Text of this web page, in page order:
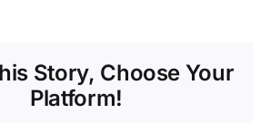
zeigt,
Story, Choose Your
Platform!